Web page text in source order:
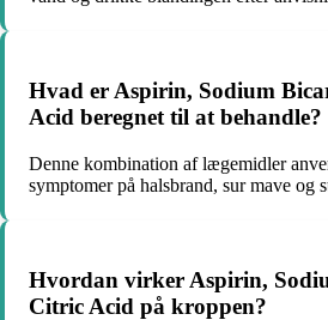
Hvad er Aspirin, Sodium
Acid beregnet til at behandle?
Denne kombination af lægemidler
symptomer på halsbrand, sur mave og
Hvordan virker Aspirin,
Citric Acid på kroppen?